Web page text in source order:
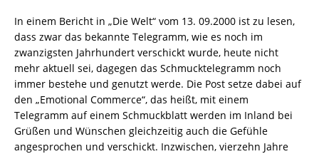
In einem Bericht in „Die Welt“ vom 13. 09.2000 ist zu lesen,
dass zwar das bekannte Telegramm, wie es noch im
zwanzigsten Jahrhundert verschickt wurde, heute nicht
mehr aktuell sei, dagegen das Schmucktelegramm noch
immer bestehe und genutzt werde. Die Post setze dabei auf
den „Emotional Commerce“, das heißt, mit einem
Telegramm auf einem Schmuckblatt werden im Inland bei
Grüßen und Wünschen gleichzeitig auch die Gefühle
angesprochen und verschickt. Inzwischen, vierzehn Jahre